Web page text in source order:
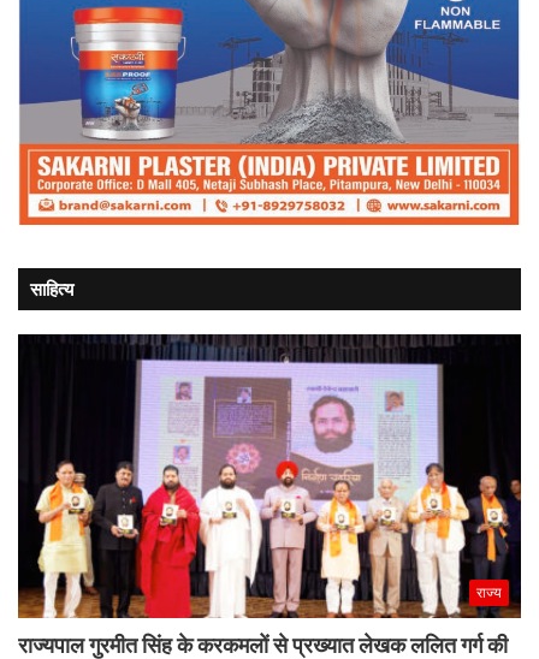
साहित्य
राज्य
राज्यपाल गुरमीत सिंह के करकमलों से प्रख्यात लेखक ललित गर्ग की